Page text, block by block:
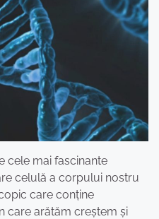
cele mai fascinante
celulă a corpului nostru
care conține
care arătăm creștem și